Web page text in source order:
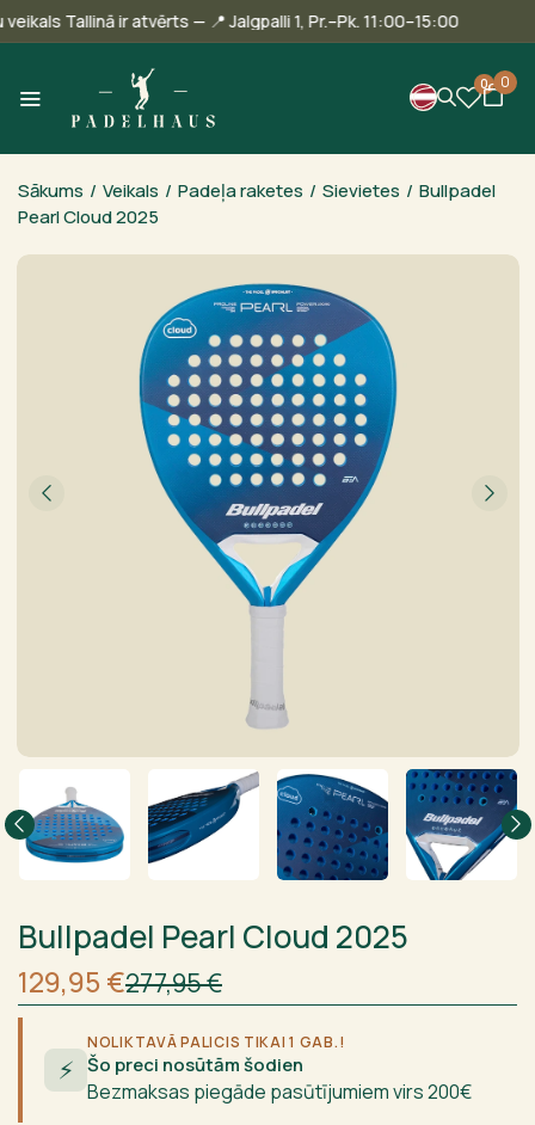
veikals Tallinā ir atvērts — 📍 Jalgpalli 1, Pr.–Pk. 11:00–15:00
0 0
Sākums / Veikals / Padeļa raketes / Sievietes / Bullpadel
Pearl Cloud 2025
Bullpadel Pearl Cloud 2025
277,95€
Sākotnējā
cena
bija:277,95 €.
129,95 €
Current
price
is:129,95 €.
⚡
NOLIKTAVĀ PALICIS TIKAI 1 GAB.!
Šo preci nosūtām šodien
Bezmaksas piegāde pasūtījumiem virs 200€